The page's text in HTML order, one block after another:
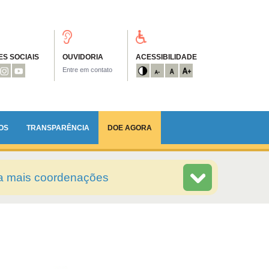
SOCIAIS OUVIDORIA
Entre em contato
ACESSIBILIDADE
TRANSPARÊNCIA DOE AGORA